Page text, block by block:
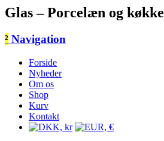
Glas – Porcelæn og
² Navigation
Forside
Nyheder
Om os
Shop
Kurv
Kontakt